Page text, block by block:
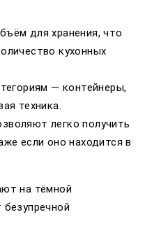
для хранения, что
кухонных
— контейнеры,
техника.
легко получить
если оно находится в
на тёмной